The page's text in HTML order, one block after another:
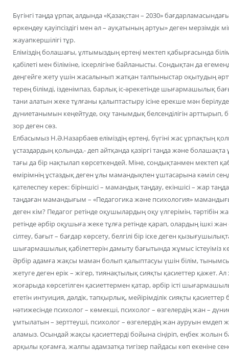
Бүгінгі таңда ұрпақ алдында «Қазақстан – 2030»
өркендеу қауіпсіздігі мен әл – ауқатының артуы» деген мерзімдік
жауапкершілігі тұр.
Еліміздің болашағы, ұлтымыздың ертеңі мектеп қабырғасында
қабілеті мен біліміне, іскерлігіне байланысты. Сондықтан да
деңгейге жету үшін жасалынып жатқан талпыныстар оқытудың
терең білімді, ізденімпаз, барлық іс-әрекетінде шығармашылық
тани алатын жеке тұлғаны қалыптастыру ісіне ерекше мән
дүниетанымын кеңейтуде, оқу танымдық белсенділігін арттырып,
зор деген сөз.
Елбасымыз Н.Ә.Назарбаев еліміздің ертеңі, бүгіні жас ұрпақтың
ұстаздардың қолында,- деп айтқанда қазіргі таңда және
тағы да бір нақтылап көрсеткендей. Міне, сондықтанмен мектеп
өмірімнің ұстаздық деген ұлы мамандықпен ұштасарына кәміл
қателеспеу керек: біріншісі – мамандық таңдау, екіншісі – жар
таңдаған мамандығым – «Педагогика және психология»
деген кім? Педагог ретінде оқушылардың оқу үлгерімін, тәртібін
ретінде әрбір оқушыға жеке тұлға ретінде қарап, олардың ішкі
сілтеу, бағыт – бағдар көрсету, белгілі бір іске деген
шығармашылық қабілеттерін дамыту бағытында жұмыс істеуіміз
Әрбір адамға жақсы маман болып қалыптасуы үшін білім,
жетуге деген ерік – жігер, тиянақтылық сияқты қасиеттер қажет.
жоғарыда көрсетілген қасиеттермен қатар, әрбір істі
ететін интуиция, дәлдік, тапқырлық, мейірімділік сияқты
нәтижесінде психолог – көмекші, психолог – өзгелердің жан –
ұмтылатын – зерттеуші, психолог – өзгелердің жан ауруын емдеп
аламыз. Осындай жақсы қасиеттерді бойына сіңіріп, еңбек жолын
арқылы қоғамға, жалпы адамзатқа тигізер пайдасы көп екеніне